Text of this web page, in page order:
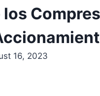
16, 2023